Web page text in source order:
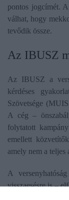
pontos jogcímét.
válhat, hogy
tevődik össze.
Az IBUSZ
Az IBUSZ a
kérdéses
Szövetsége
A cég –
folytatott
emellett
amely nem a
A
visszaesésre is –